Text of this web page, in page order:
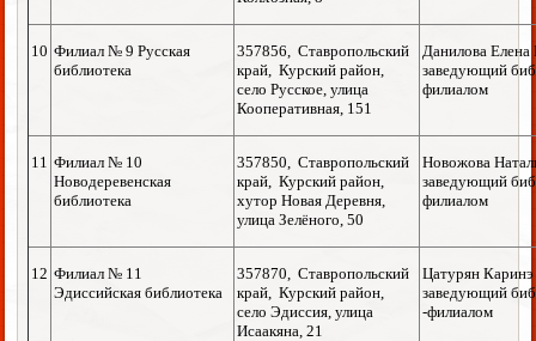
10 Филиал № 9 Русская
библиотека
357856, Ставропольский
край, Курский район,
село Русское, улица
Кооперативная, 151
Данилова Елена
заведующий
филиалом
11 Филиал № 10
Новодеревенская
библиотека
357850, Ставропольский
край, Курский район,
хутор Новая Деревня,
улица Зелёного, 50
Новожова
заведующий
филиалом
12 Филиал № 11
Эдиссийская библиотека
357870, Ставропольский
край, Курский район,
село Эдиссия, улица
Исаакяна, 21
Цатурян
заведующий
-филиалом